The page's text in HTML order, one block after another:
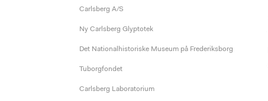
Carlsberg A/S
Ny Carlsberg Glyptotek
Det Nationalhistoriske Museum på Frederiksborg
Tuborgfondet
Carlsberg Laboratorium